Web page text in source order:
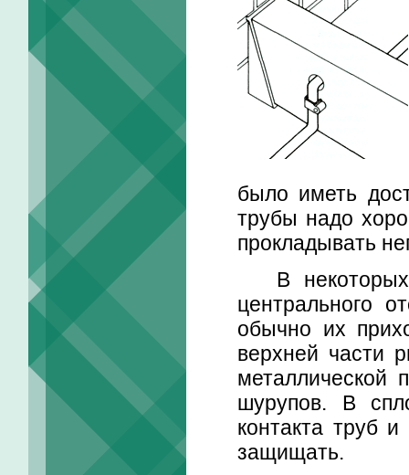
было иметь
трубы надо
прокладывать
В некоторых
центрального
обычно их
верхней части
металлической
шурупов. В
контакта труб
защищать.